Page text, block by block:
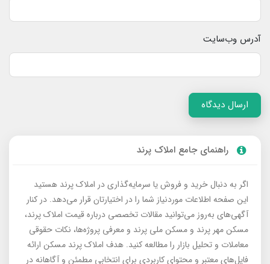
آدرس وب‌سایت
ارسال دیدگاه
راهنمای جامع املاک پرند
اگر به دنبال خرید و فروش یا سرمایه‌گذاری در املاک پرند هستید
این صفحه اطلاعات موردنیاز شما را در اختیارتان قرار می‌دهد. در کنار
آگهی‌های به‌روز می‌توانید مقالات تخصصی درباره قیمت املاک پرند،
مسکن مهر پرند و مسکن ملی پرند و معرفی پروژه‌ها، نکات حقوقی
معاملات و تحلیل بازار را مطالعه کنید. هدف املاک پرند مسکن ارائه
فایل‌های معتبر و محتوای کاربردی برای انتخابی مطمئن و آگاهانه در